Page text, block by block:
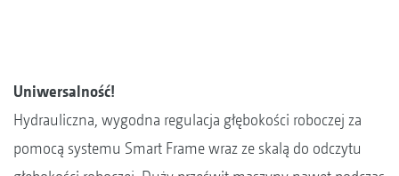
Uniwersalność!
Hydrauliczna, wygodna regulacja głębokości roboczej za
pomocą systemu Smart Frame wraz ze skalą do odczytu